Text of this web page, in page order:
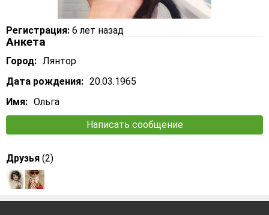
Регистрация: 6 лет назад
Анкета
Город: Лянтор
Дата рождения: 20.03.1965
Имя: Ольга
Написать сообщение
Друзья (2)